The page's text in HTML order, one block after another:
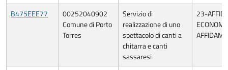
B475EEE77
00252040902
Comune di Porto
Torres
Servizio di
realizzazione di uno
spettacolo di canti a
chitarra e canti
sassaresi
23-